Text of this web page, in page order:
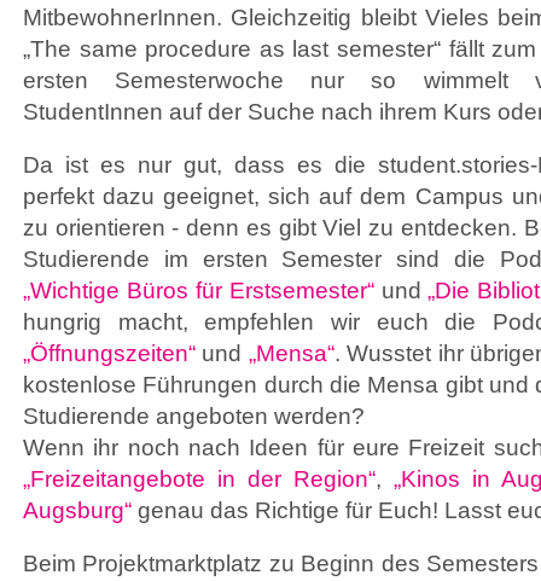
MitbewohnerInnen. Gleichzeitig bleibt Vieles
„The same procedure as last semester“ fällt
ersten Semesterwoche nur so wimmelt
StudentInnen auf der Suche nach ihrem Kurs
Da ist es nur gut, dass es die
perfekt dazu geeignet, sich auf dem Campus
zu orientieren - denn es gibt Viel zu entdecken.
Studierende im ersten Semester sind die
„Wichtige Büros für Erstsemester“und„Die
hungrig macht, empfehlen wir euch die
„Öffnungszeiten“ und „Mensa“. Wusstet ihr
kostenlose Führungen durch die Mensa gibt und
Studierende angeboten werden?
Wenn ihr noch nach Ideen für eure Freizeit
„Freizeitangebote in der Region“, „Kinos in
Augsburg“ genau das Richtige für Euch! Lasst
Beim Projektmarktplatz zu Beginn des